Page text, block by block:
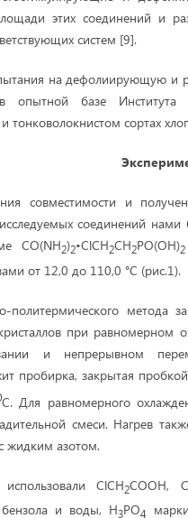
этих соединений и
систем [9].
на дефолиирующую и
опытной базе Института
тонковолокнистом сортах
совместимости и
соединений
CO(NH2)2•ClCH2CH2PO(OH)2
от 12,0 до 110,0 °С (рис.1).
политермического метода
при равномерном
и непрерывном
пробирка, закрытая
С. Для равномерного
смеси. Нагрев
жидким азотом.
ClCH2COOH,
бензола и воды, Н3РО4